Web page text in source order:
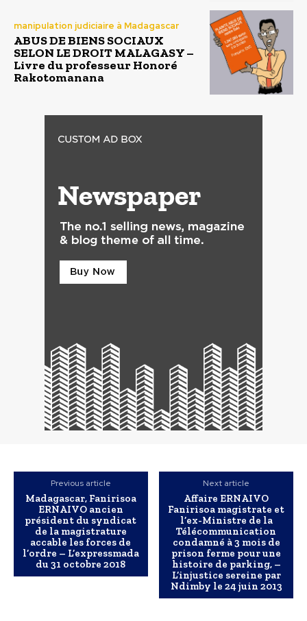
manipulation judiciaire à Madagascar
ABUS DE BIENS SOCIAUX
SELON LE DROIT MALAGASY –
Livre du professeur Honoré
Rakotomanana
Previous article
Madagascar, Fanirisoa
ERNAIVO ancien
président du syndicat
de la magistrature
accable les forces de
l’ordre – L’expressmada
du 31 octobre 2018
Next article
Affaire ERNAIVO
Fanirisoa magistrate et
l’ex-Ministre de la
Télécommunication
condamné à 3 mois de
prison ferme pour une
histoire de parking, –
L’injustice sereine par
Ndimby le 24 juin 2013